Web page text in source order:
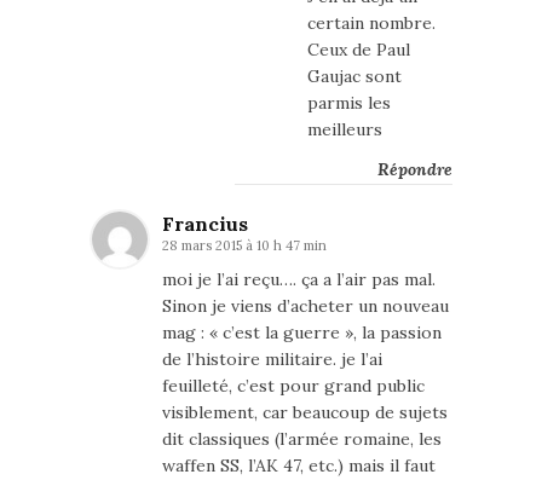
certain nombre.
Ceux de Paul
Gaujac sont
parmis les
meilleurs
Répondre
Francius
28 mars 2015 à 10 h 47 min
moi je l’ai reçu…. ça a l’air pas mal.
Sinon je viens d’acheter un nouveau
mag : « c’est la guerre », la passion
de l’histoire militaire. je l’ai
feuilleté, c’est pour grand public
visiblement, car beaucoup de sujets
dit classiques (l’armée romaine, les
waffen SS, l’AK 47, etc.) mais il faut